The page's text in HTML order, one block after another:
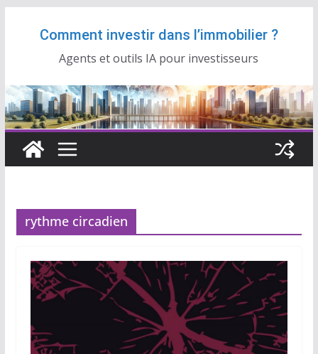
Comment investir dans l’immobilier ?
Agents et outils IA pour investisseurs
rythme circadien